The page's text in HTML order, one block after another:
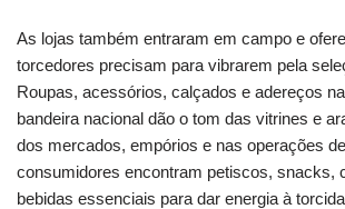
As lojas também entraram em campo e
torcedores precisam para vibrarem pela
Roupas, acessórios, calçados e adereços
bandeira nacional dão o tom das vitrines e
dos mercados, empórios e nas operações
consumidores encontram petiscos, snacks,
bebidas essenciais para dar energia à